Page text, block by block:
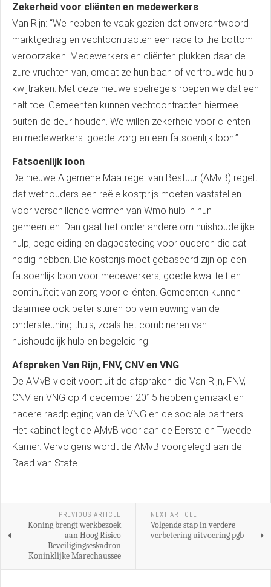
Zekerheid voor cliënten en medewerkers
Van Rijn: “We hebben te vaak gezien dat onverantwoord
marktgedrag en vechtcontracten een race to the bottom
veroorzaken. Medewerkers en cliënten plukken daar de
zure vruchten van, omdat ze hun baan of vertrouwde hulp
kwijtraken. Met deze nieuwe spelregels roepen we dat een
halt toe. Gemeenten kunnen vechtcontracten hiermee
buiten de deur houden. We willen zekerheid voor cliënten
en medewerkers: goede zorg en een fatsoenlijk loon.”
Fatsoenlijk loon
De nieuwe Algemene Maatregel van Bestuur (AMvB) regelt
dat wethouders een reële kostprijs moeten vaststellen
voor verschillende vormen van Wmo hulp in hun
gemeenten. Dan gaat het onder andere om huishoudelijke
hulp, begeleiding en dagbesteding voor ouderen die dat
nodig hebben. Die kostprijs moet gebaseerd zijn op een
fatsoenlijk loon voor medewerkers, goede kwaliteit en
continuïteit van zorg voor cliënten. Gemeenten kunnen
daarmee ook beter sturen op vernieuwing van de
ondersteuning thuis, zoals het combineren van
huishoudelijk hulp en begeleiding.
Afspraken Van Rijn, FNV, CNV en VNG
De AMvB vloeit voort uit de afspraken die Van Rijn, FNV,
CNV en VNG op 4 december 2015 hebben gemaakt en
nadere raadpleging van de VNG en de sociale partners.
Het kabinet legt de AMvB voor aan de Eerste en Tweede
Kamer. Vervolgens wordt de AMvB voorgelegd aan de
Raad van State.
PREVIOUS ARTICLE
Koning brengt werkbezoek
aan Hoog Risico
Beveiligingseskadron
Koninklijke Marechaussee
NEXT ARTICLE
Volgende stap in verdere
verbetering uitvoering pgb